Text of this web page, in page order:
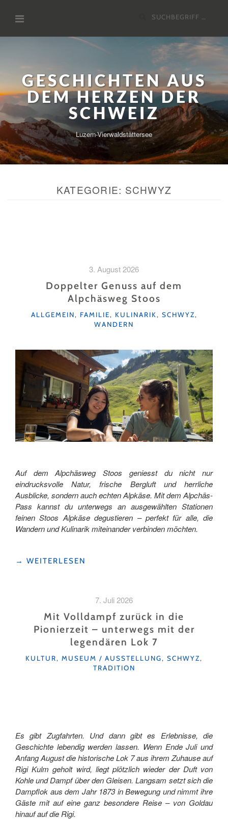
Inhalt
Suchen
GESCHICHTEN AUS
DEM HERZEN DER
SCHWEIZ
Luzern-Vierwaldstättersee
KATEGORIE: SCHWYZ
3. August 2026
Doppelter Genuss auf dem
Alpchäsweg Stoos
KATEGORIEN
ALLGEMEIN, FAMILIE, KULINARIK, SCHWYZ,
WANDERN
Auf dem Alpchäsweg Stoos geniesst du nicht nur
eindrucksvolle Natur, frische Bergluft und herrliche
Ausblicke, sondern auch echten Alpkäse. Mit dem Alpchäs-
Pass kannst du unterwegs an ausgewählten Stationen
feinen Stoos Alpkäse degustieren – perfekt für alle, die
Wandern und Kulinarik miteinander verbinden möchten.
"DOPPELTER
STOOS"
→ WEITERLESEN
7. Juli 2026
Mit Volldampf zurück in die
Pionierzeit – unterwegs mit der
legendären Lok 7
KATEGORIEN
KULTUR, MUSEUM / AUSSTELLUNG, SCHWYZ,
TRADITION
Es gibt Zugfahrten. Und dann gibt es Erlebnisse, die
Geschichte lebendig werden lassen. Wenn Ende Juli und
Anfang August die historische Lok 7 aus ihrem Zuhause auf
Rigi Kulm geholt wird, liegt plötzlich wieder der Duft von
Kohle und Dampf über den Gleisen. Langsam setzt sich die
Dampflok aus dem Jahr 1873 in Bewegung und nimmt ihre
Gäste mit auf eine ganz besondere Reise – von Goldau
hinauf auf die Rigi.